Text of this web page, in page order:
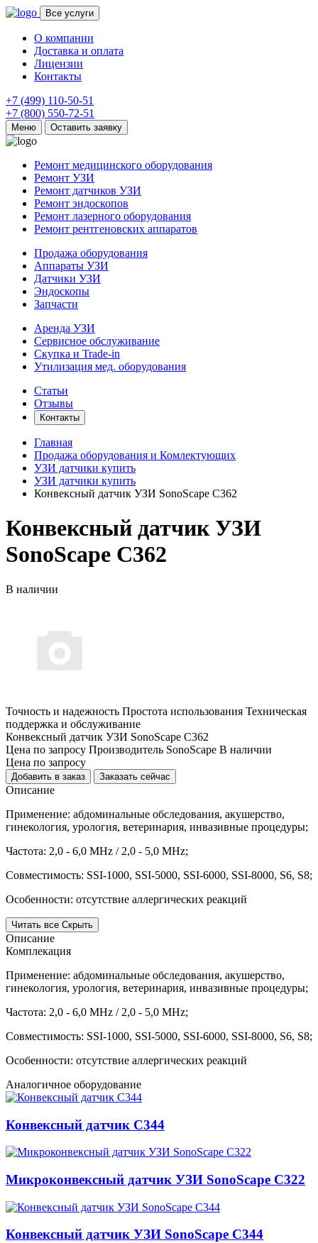
Все услуги
О компании
Доставка и оплата
Лицензии
Контакты
+7 (499) 110-50-51
+7 (800) 550-72-51
Меню Оставить заявку
Ремонт медицинского оборудования
Ремонт УЗИ
Ремонт датчиков УЗИ
Ремонт эндоскопов
Ремонт лазерного оборудования
Ремонт рентгеновских аппаратов
Продажа оборудования
Аппараты УЗИ
Датчики УЗИ
Эндоскопы
Запчасти
Аренда УЗИ
Сервисное обслуживание
Скупка и Trade-in
Утилизация мед. оборудования
Статьи
Отзывы
Контакты
Главная
Продажа оборудования и Комлектующих
УЗИ датчики купить
УЗИ датчики купить
Конвексный датчик УЗИ SonoScape C362
Конвексный датчик УЗИ
SonoScape C362
В наличии
Точность и надежность Простота использования Техническая
поддержка и обслуживание
Конвексный датчик УЗИ SonoScape C362
Цена по запросу Производитель SonoScape В наличии
Цена по запросу
Добавить в заказ Заказать сейчас
Описание
Применение: абдоминальные обследования, акушерство,
гинекология, урология, ветеринария, инвазивные процедуры;
Частота: 2,0 - 6,0 MHz / 2,0 - 5,0 MHz;
Совместимость: SSI-1000, SSI-5000, SSI-6000, SSI-8000, S6, S8;
Особенности: отсутствие аллергических реакций
Читать все Скрыть
Описание
Комплекация
Применение: абдоминальные обследования, акушерство,
гинекология, урология, ветеринария, инвазивные процедуры;
Частота: 2,0 - 6,0 MHz / 2,0 - 5,0 MHz;
Совместимость: SSI-1000, SSI-5000, SSI-6000, SSI-8000, S6, S8;
Особенности: отсутствие аллергических реакций
Аналогичное оборудование
Конвексный датчик C344
Микроконвексный датчик УЗИ SonoScape C322
Конвексный датчик УЗИ SonoScape C344